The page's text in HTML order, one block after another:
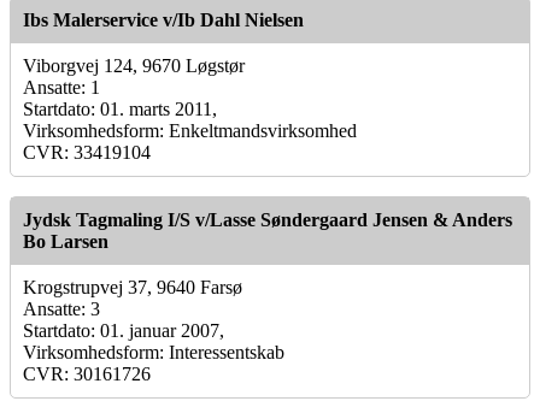
Ibs Malerservice v/Ib Dahl Nielsen
Viborgvej 124, 9670 Løgstør
Ansatte: 1
Startdato: 01. marts 2011,
Virksomhedsform: Enkeltmandsvirksomhed
CVR: 33419104
Jydsk Tagmaling I/S v/Lasse Søndergaard Jensen & Anders
Bo Larsen
Krogstrupvej 37, 9640 Farsø
Ansatte: 3
Startdato: 01. januar 2007,
Virksomhedsform: Interessentskab
CVR: 30161726